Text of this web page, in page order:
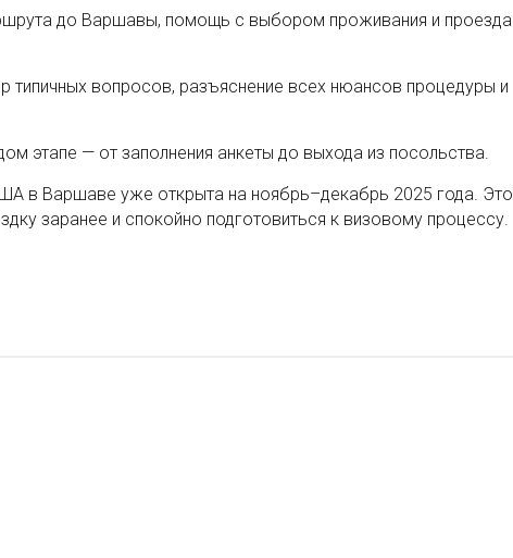
до Варшавы, помощь с выбором проживания и проезда
типичных вопросов, разъяснение всех нюансов процедуры и
этапе — от заполнения анкеты до выхода из посольства.
в Варшаве уже открыта на ноябрь–декабрь 2025 года. Это
заранее и спокойно подготовиться к визовому процессу.